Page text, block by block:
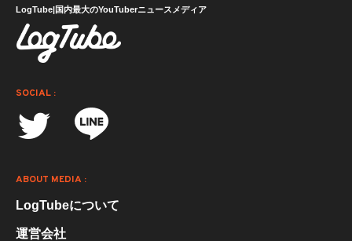
LogTube|国内最大のYouTuberニュースメディア
SOCIAL :
ABOUT MEDIA :
LogTubeについて
運営会社